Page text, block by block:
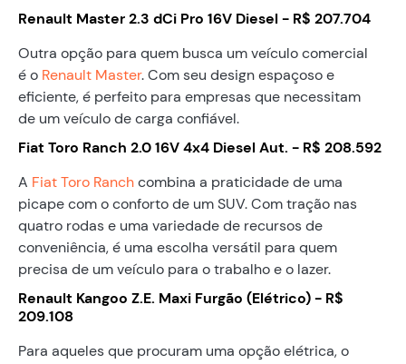
Renault Master 2.3 dCi Pro 16V Diesel - R$ 207.704
Outra opção para quem busca um veículo comercial
é o Renault Master. Com seu design espaçoso e
eficiente, é perfeito para empresas que necessitam
de um veículo de carga confiável.
Fiat Toro Ranch 2.0 16V 4x4 Diesel Aut. - R$ 208.592
A Fiat Toro Ranchcombina a praticidade de uma
picape com o conforto de um SUV. Com tração nas
quatro rodas e uma variedade de recursos de
conveniência, é uma escolha versátil para quem
precisa de um veículo para o trabalho e o lazer.
Renault Kangoo Z.E. Maxi Furgão (Elétrico) - R$
209.108
Para aqueles que procuram uma opção elétrica, o